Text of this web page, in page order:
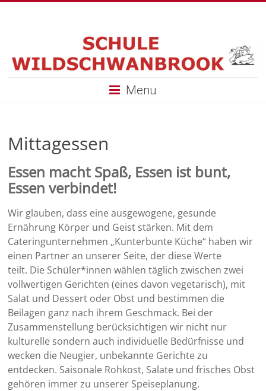
Menu
Mittagessen
Essen macht Spaß, Essen ist bunt,
Essen verbindet!
Wir glauben, dass eine ausgewogene, gesunde
Ernährung Körper und Geist stärken. Mit dem
Cateringunternehmen „Kunterbunte Küche“ haben wir
einen Partner an unserer Seite, der diese Werte
teilt. Die Schüler*innen wählen täglich zwischen zwei
vollwertigen Gerichten (eines davon vegetarisch), mit
Salat und Dessert oder Obst und bestimmen die
Beilagen ganz nach ihrem Geschmack. Bei der
Zusammenstellung berücksichtigen wir nicht nur
kulturelle sondern auch individuelle Bedürfnisse und
wecken die Neugier, unbekannte Gerichte zu
entdecken. Saisonale Rohkost, Salate und frisches Obst
gehören immer zu unserer Speiseplanung.